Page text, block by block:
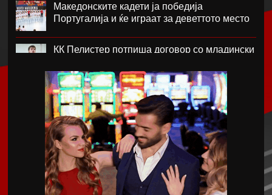
Македонските кадети ја победија
Португалија и ќе играат за деветтото место
КК Пелистер потпиша договор со младински
Магнес Аклиуш официјално претставен во
Париз
Мики ван де Вен се согласи на нов договор
со Тотенхем
Лина Ѓорческа го заврши настапот во
Лајпциг